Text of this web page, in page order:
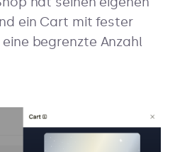
ein Cart mit fester
begrenzte Anzahl